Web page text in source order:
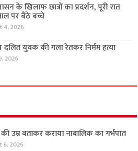
के खिलाफ छात्रों का प्रदर्शन, पूरी रात
पर बैठे बच्चे
4, 2026
दलित युवक की गला रेतकर निर्मम हत्या
2026
उम्र बताकर कराया नाबालिक का गर्भपात
6, 2026